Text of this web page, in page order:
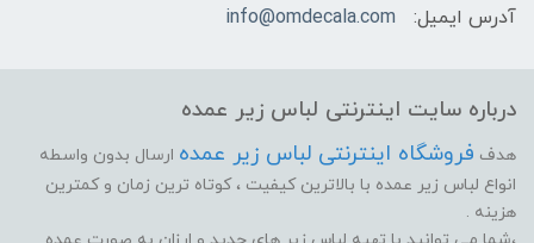
آدرس ایمیل:
info@omdecala.com
درباره سایت اینترنتی لباس زیر عمده
هدف فروشگاه اینترنتی لباس زیر عمده ارسال بدون واسطه
انواع لباس زیر عمده با بالاترین کیفیت ، کوتاه ترین زمان و کمترین
هزینه .